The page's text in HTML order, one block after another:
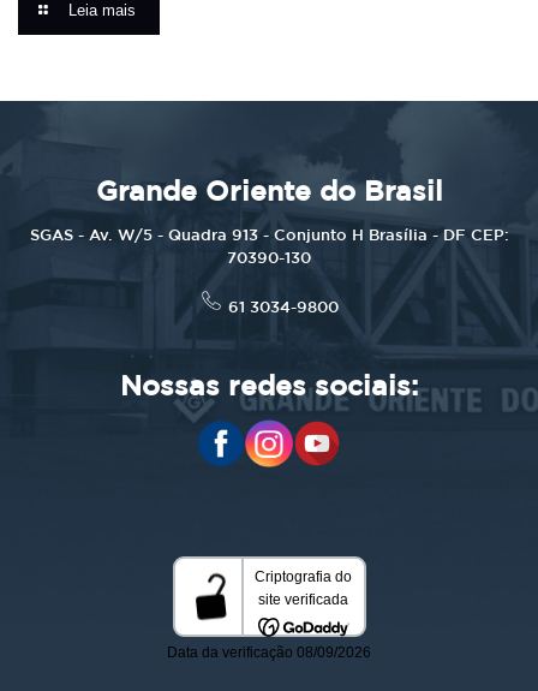
Leia mais
Grande Oriente do Brasil
SGAS - Av. W/5 - Quadra 913 - Conjunto H Brasília - DF CEP:
70390-130
61 3034-9800
Nossas redes sociais: